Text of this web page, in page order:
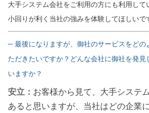
大手システム会社をご利用の方にも利用して
小回りが利く当社の強みを体験してほしいで
─ 最後になりますが、御社のサービスをどの
ただきたいですか？どんな会社に御社を発見
いますか？
安立： お客様から見て、大手システ
あると思いますが、当社はどの企業